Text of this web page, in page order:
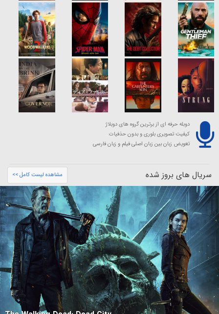
دوبله حرفه ای از برترین گروه های دوبلاژ
کیفیت تصویری بلوری و بدون حذفیات
تعویض زبان بین زبان اصلی فیلم و زبان فارسی
سریال های بروز شده مشاهده لیست کامل >>